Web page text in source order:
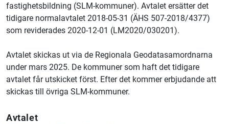
fastighetsbildning (SLM-kommuner). Avtalet ersätter det
tidigare normalavtalet 2018-05-31 (ÄHS 507-2018/4377)
som reviderades 2020-12-01 (LM2020/030201).
Avtalet skickas ut via de Regionala Geodatasamordnarna
under mars 2025. De kommuner som haft det tidigare
avtalet får utskicket först. Efter det kommer erbjudande att
skickas till övriga SLM-kommuner.
Avtalet